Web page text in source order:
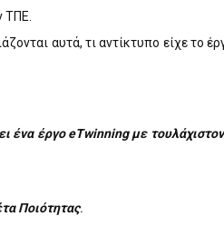
ΤΠΕ.
αυτά, τι αντίκτυπο είχε το
ένα έργο eTwinning με
Ποιότητας.